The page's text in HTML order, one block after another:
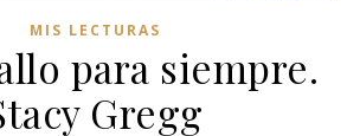
MIS LECTURAS
para siempre.
Gregg